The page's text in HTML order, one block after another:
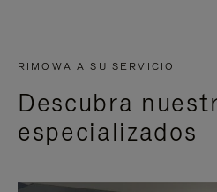
RIMOWA A SU SERVICIO
Descubra
especializados